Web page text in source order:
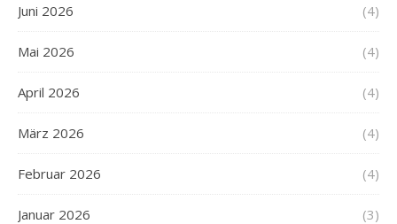
Juni 2026 (4)
Mai 2026 (4)
April 2026 (4)
März 2026 (4)
Februar 2026 (4)
Januar 2026 (3)